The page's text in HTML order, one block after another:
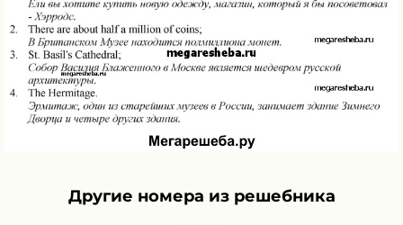
Другие номера из решебника